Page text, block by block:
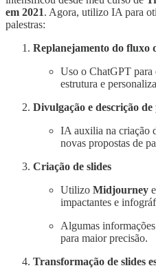
em 2021. Agora, utilizo IA para
palestras:
Replanejamento do fluxo
Uso o ChatGPT para
estrutura e
Divulgação e descrição de
IA auxilia na criação
novas propostas de
Criação de slides
Utilizo Midjourney e
impactantes e
Algumas
para maior precisão.
Transformação de slides